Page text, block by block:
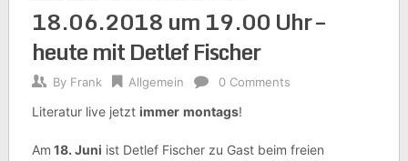
18.06.2018 um 19.00 Uhr –
heute mit Detlef Fischer
By Frank Allgemein 0 Comments
Literatur live jetzt immer montags!
Am 18. Juni ist Detlef Fischer zu Gast beim freien